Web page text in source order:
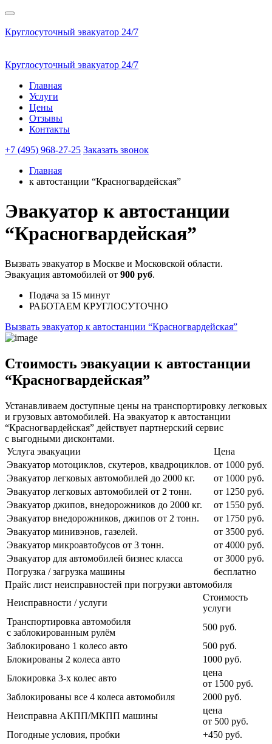
Круглосуточный эвакуатор 24/7
Круглосуточный эвакуатор 24/7
Главная
Услуги
Цены
Отзывы
Контакты
+7 (495) 968-27-25 Заказать звонок
Главная
к автостанции “Красногвардейская”
Эвакуатор к автостанции
“Красногвардейская”
Вызвать эвакуатор в Москве и Московской области.
Эвакуация автомобилей от 900 руб.
Подача за 15 минут
РАБОТАЕМ КРУГЛОСУТОЧНО
Вызвать эвакуатор к автостанции “Красногвардейская”
Стоимость эвакуации к автостанции
“Красногвардейская”
Устанавливаем доступные цены на транспортировку легковых
и грузовых автомобилей. На эвакуатор к автостанции
“Красногвардейская” действует партнерский сервис
с выгодными дисконтами.
Услуга эвакуации
Цена
Эвакуатор мотоциклов, скутеров, квадроциклов. от 1000 руб.
Эвакуатор легковых автомобилей до 2000 кг.
от 1000 руб.
Эвакуатор легковых автомобилей от 2 тонн.
от 1250 руб.
Эвакуатор джипов, внедорожников до 2000 кг.
от 1550 руб.
Эвакуатор внедорожников, джипов от 2 тонн.
от 1750 руб.
Эвакуатор минивэнов, газелей.
от 3500 руб.
Эвакуатор микроавтобусов от 3 тонн.
от 4000 руб.
Эвакуатор для автомобилей бизнес класса
от 3000 руб.
Погрузка / загрузка машины
бесплатно
Прайс лист неисправностей при погрузки автомобиля
Неисправности / услуги
Стоимость
услуги
Транспортировка автомобиля
с заблокированным рулём
500 руб.
Заблокировано 1 колесо авто
500 руб.
Блокированы 2 колеса авто
1000 руб.
Блокировка 3-х колес авто
цена
от 1500 руб.
Заблокированы все 4 колеса автомобиля
2000 руб.
Неисправна АКПП/МКПП машины
цена
от 500 руб.
Погодные условия, пробки
+450 руб.